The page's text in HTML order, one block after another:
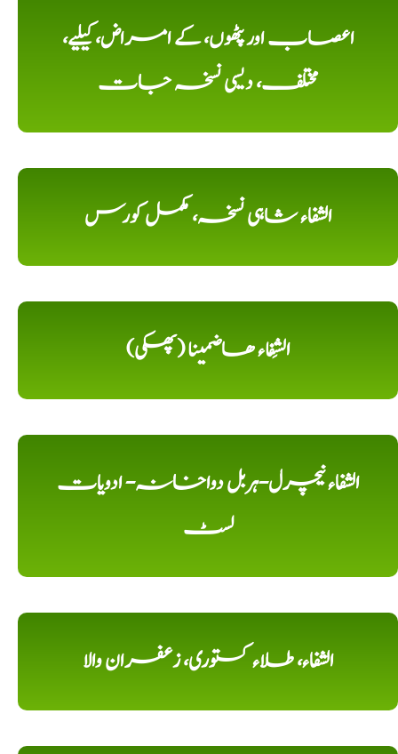
اعصاب اور پٹھوں، کے امراض، کیلیے،
مختلف، دیسی نسخہ جات
الشفاء شاہی نسخہ، مکمل کورس
الشِفاء ھاضمینا (پھکی)
الشفاء نیچرل-ہربل دواخانہ- ادویات
لسٹ
الشفاء، طلاء کستوری، زعفران والا